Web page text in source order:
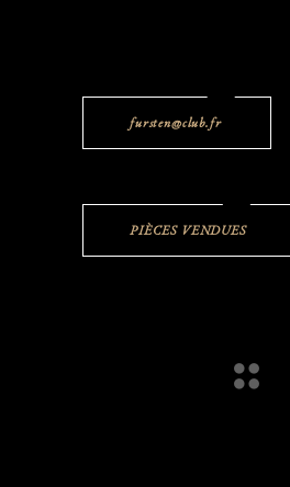
fursten@club.fr
PIÈCES VENDUES